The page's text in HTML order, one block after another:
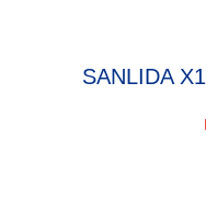
SANLIDA